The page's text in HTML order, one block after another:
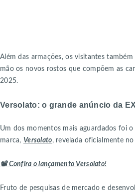
Além das armações, os visitantes
mão os novos rostos que compõem as
2025.
Versolato: o grande anúncio da
Um dos momentos mais aguardados foi
marca, Versolato, revelada oficialmente
📽️ Confira o lançamento Versolato!
Fruto de pesquisas de mercado e